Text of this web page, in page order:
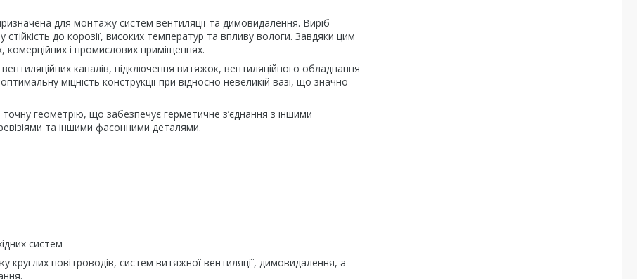
для монтажу систем вентиляції та димовидалення. Виріб
до корозії, високих температур та впливу вологи. Завдяки цим
і промислових приміщеннях.
каналів, підключення витяжок, вентиляційного обладнання
міцність конструкції при відносно невеликій вазі, що значно
геометрію, що забезпечує герметичне з’єднання з іншими
та іншими фасонними деталями.
систем
круглих повітроводів, систем витяжної вентиляції, димовидалення, а